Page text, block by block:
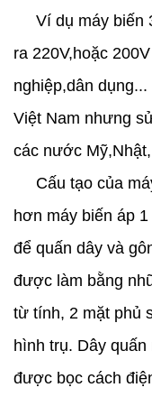
Ví dụ máy biến
ra 220V,hoặc
nghiệp,dân
Việt Nam nhưng
các nước
Cấu tạo của
hơn máy biến áp
để quấn dây và
được làm bằng
từ tính, 2 mặt phủ
hình trụ. Dây
được bọc cách